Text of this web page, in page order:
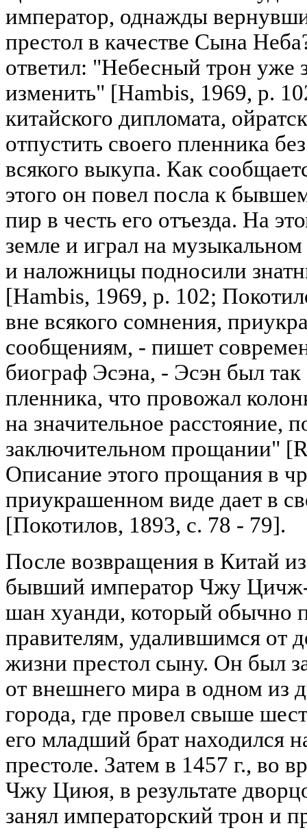
император, однажды
престол в качестве Сына
ответил: "Небесный трон уже
изменить" [Hambis, 1969, р.
китайского дипломата,
отпустить своего пленника
всякого выкупа. Как
этого он повел посла к
пир в честь его отъезда. На
земле и играл на
и наложницы подносили
[Hambis, 1969, р. 102;
вне всякого сомнения,
сообщениям, - пишет
биограф Эсэна, - Эсэн был так
пленника, что провожал
на значительное расстояние,
заключительном прощании"
Описание этого прощания в
приукрашенном виде дает в
[Покотилов, 1893, с. 78 - 79].
После возвращения в Китай
бывший император Чжу Цичж-
шан хуанди, который обычно
правителям, удалившимся от
жизни престол сыну. Он был
от внешнего мира в одном из
города, где провел свыше
его младший брат находился
престоле. Затем в 1457 г., во
Чжу Циюя, в результате
занял императорский трон и